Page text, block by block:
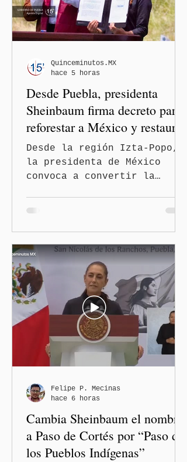
convertirse en una
restricción al ejercicio
informativo.
Desde Puebla, presidenta
Sheinbaum firma decreto para
reforestar a México y restaurar
ecosistemas
Desde la región Izta-Popo,
la presidenta de México
convoca a convertir la
Ranchos, Pue.-La presidenta
de México, Claudia
Sheinbaum Pardo, encabezó
desde la región Izta-Popo
el inicio de la Jornada
Nacional de Reforestación
2026, con la participación
simultánea de los gobiernos
estatales, comunidades,
pueblos originarios,
brigadistas y sociedad
civil de todo el país, y
anunció su pro
Quinceminutos.MX
hace 5 horas
Cambia Sheinbaum el nombre
a Paso de Cortés por “Paso de
los Pueblos Indígenas”
Felipe P. Mecinas
hace 6 horas